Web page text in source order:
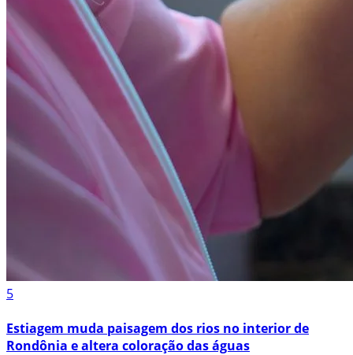
5
Estiagem muda paisagem dos rios no interior de
Rondônia e altera coloração das águas